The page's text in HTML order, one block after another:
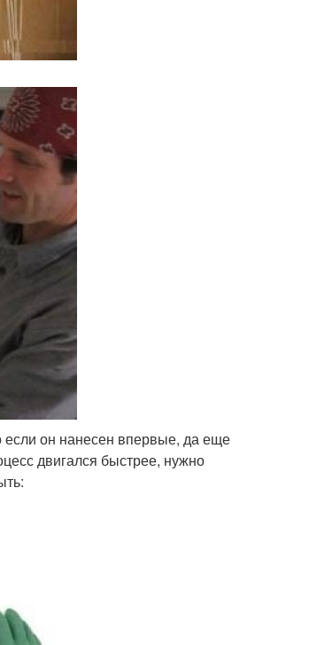
если он нанесен впервые, да еще
двигался быстрее, нужно